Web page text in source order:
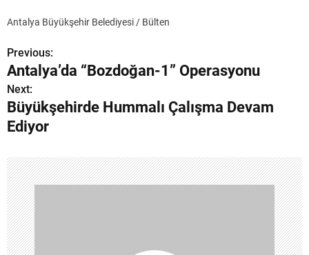
Antalya Büyükşehir Belediyesi / Bülten
Y
a
z
ı
g
e
z
i
Previous:
Antalya’da “Bozdoğan-1” Operasyonu
Next:
Büyükşehirde Hummalı Çalışma Devam
Ediyor